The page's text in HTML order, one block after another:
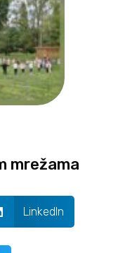
mrežama
LinkedIn